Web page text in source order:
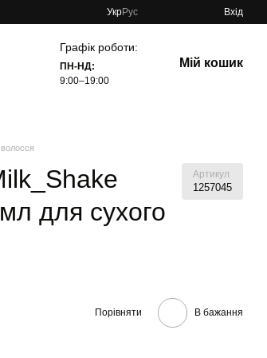
УкрРус Вхід
Графік роботи:
ПН-НД:
9:00–19:00
Мій кошик
для сухого
Артикул
1257045
Порівняти В бажання